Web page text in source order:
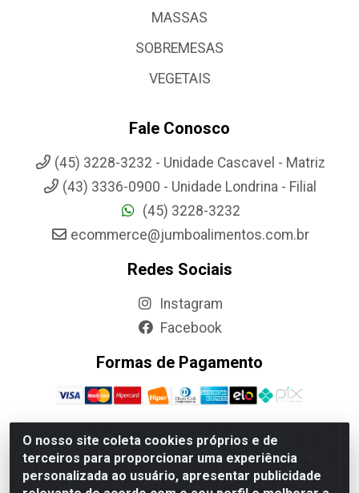
O nosso site coleta cookies próprios e de
terceiros para proporcionar uma experiência
personalizada ao usuário, apresentar publicidade
MASSAS
SOBREMESAS
VEGETAIS
Fale Conosco
(45) 3228-3232 - Unidade Cascavel - Matriz
(43) 3336-0900 - Unidade Londrina - Filial
(45) 3228-3232
ecommerce@jumboalimentos.com.br
Redes Sociais
Instagram
Facebook
Formas de Pagamento
Jumbo Alimentos Cascavel - Matriz - Rua Itatiba Do Sul, 161 -
Santos Dumont, Cascavel-PR - CEP 85804-700- CNPJ